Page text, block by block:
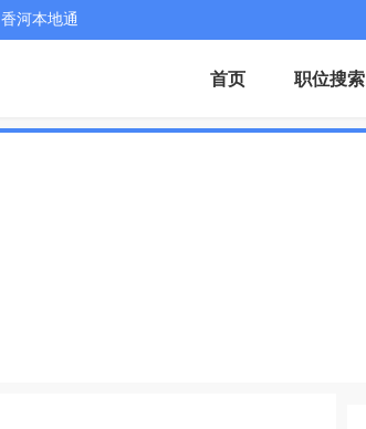
香河本地通
首页 职位搜索